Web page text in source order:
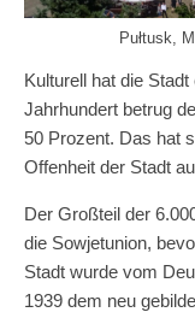
Pułtusk,
Kulturell hat die
Jahrhundert betrug
50 Prozent. Das hat
Offenheit der Stadt
Der Großteil der
die Sowjetunion,
Stadt wurde vom
1939 dem neu